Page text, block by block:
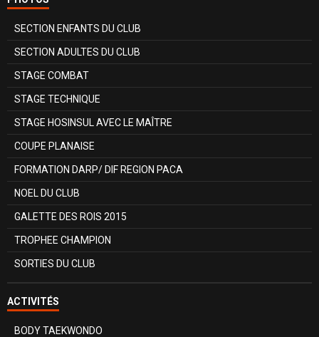
SECTION ENFANTS DU CLUB
SECTION ADULTES DU CLUB
STAGE COMBAT
STAGE TECHNIQUE
STAGE HOSINSUL AVEC LE MAÎTRE
COUPE PLANAISE
FORMATION DARP/ DIF REGION PACA
NOEL DU CLUB
GALETTE DES ROIS 2015
TROPHEE CHAMPION
SORTIES DU CLUB
ACTIVITÉS
BODY TAEKWONDO